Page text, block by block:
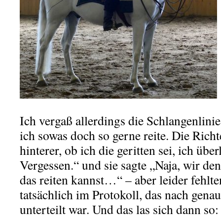
Ich vergaß allerdings die
ich sowas doch so gerne reite. Die
hinterer, ob ich die geritten sei, ich
Vergessen.“ und sie sagte „Naja, wir
das reiten kannst…“ – aber leider
tatsächlich im Protokoll, das nach
unterteilt war. Und das las sich dann so: